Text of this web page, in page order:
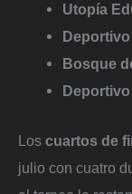
Utopía
Bosque
Los cuartos de
julio con cuatro